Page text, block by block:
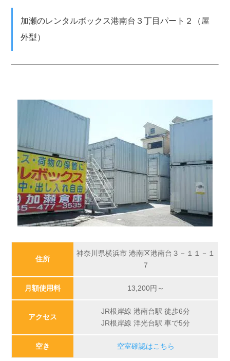
加瀬のレンタルボックス港南台３丁目パート２（屋
外型）
住所
神奈川県横浜市 港南区港南台３－１１－１
７
月額使用料 13,200円～
アクセス
JR根岸線 港南台駅 徒歩6分
JR根岸線 洋光台駅 車で5分
空き 空室確認はこちら